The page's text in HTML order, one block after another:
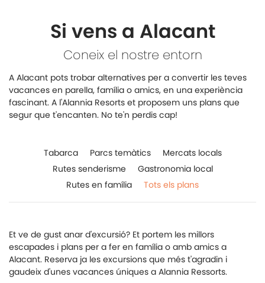
Si vens a Alacant
Coneix el nostre entorn
A Alacant pots trobar alternatives per a convertir les teves
vacances en parella, família o amics, en una experiència
fascinant. A l'Alannia Resorts et proposem uns plans que
segur que t'encanten. No te'n perdis cap!
Tabarca Parcs temàtics
Mercats locals
Rutes senderisme
Gastronomia local
Rutes en família
Tots els plans
Et ve de gust anar d'excursió? Et portem les millors
escapades i plans per a fer en família o amb amics a
Alacant. Reserva ja les excursions que més t'agradin i
gaudeix d'unes vacances úniques a Alannia Ressorts.